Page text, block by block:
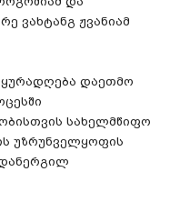
ვახტანგ ჟვანიამ
ყურადღება დაეთმო
სახელმწიფო
უზრუნველყოფის